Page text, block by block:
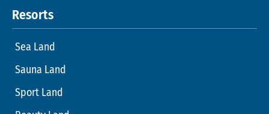
Resorts
Sea Land
Sauna Land
Sport Land